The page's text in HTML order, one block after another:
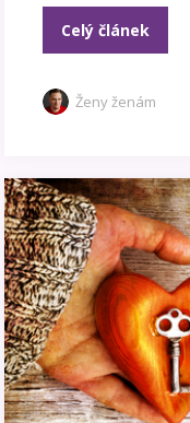
Celý článek
Ženy ženám